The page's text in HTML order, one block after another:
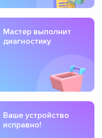
Мастер выполнит
диагностику
Ваше устройство
исправно!